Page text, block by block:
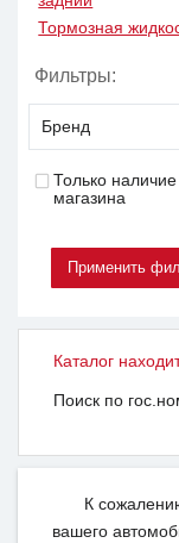
Тормозная
Фильтры:
Бренд
Только
магазина
Каталог
Поиск по
К
вашего